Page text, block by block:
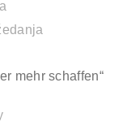
mehr schaffen“